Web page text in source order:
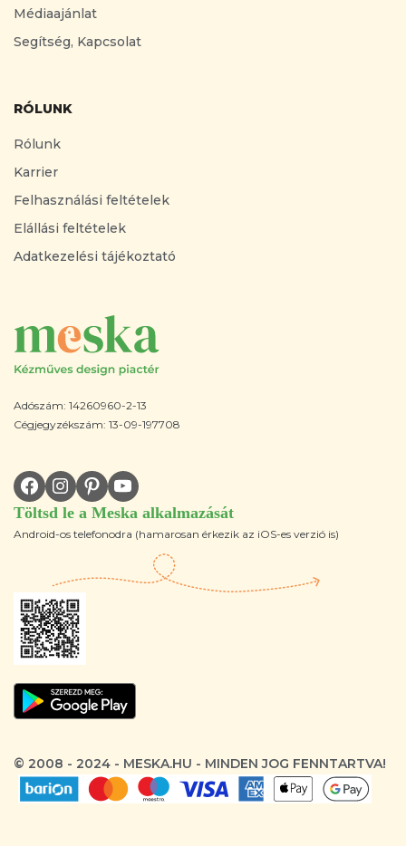
Médiaajánlat
Segítség, Kapcsolat
RÓLUNK
Rólunk
Karrier
Felhasználási feltételek
Elállási feltételek
Adatkezelési tájékoztató
Adószám: 14260960-2-13
Cégjegyzékszám: 13-09-197708
Töltsd le a Meska alkalmazását
Android-os telefonodra (hamarosan érkezik az iOS-es verzió is)
© 2008 - 2024 - MESKA.HU - MINDEN JOG FENNTARTVA!